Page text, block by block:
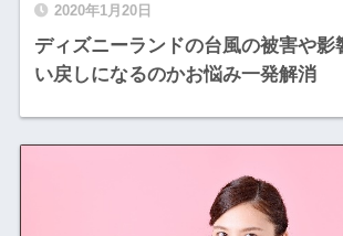
2020年1月20日
ディズニーランドの台風の被害や影
い戻しになるのかお悩み一発解消